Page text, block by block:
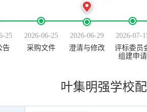
25
告
2026-06-25
采购文件
2026-06-29
澄清与修改
2026-07-
评标委员
组建申请
叶集明强学校